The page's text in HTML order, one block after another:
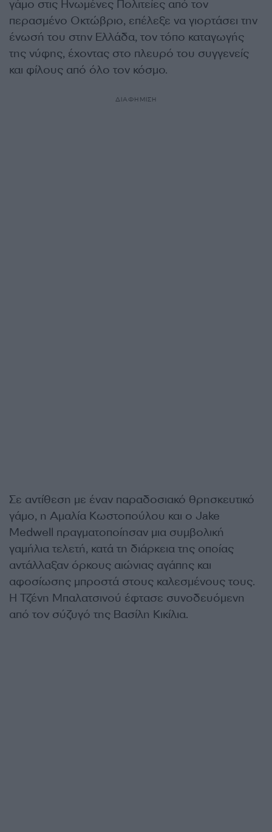
γάμο στις Ηνωμένες Πολιτείες από τον
περασμένο Οκτώβριο, επέλεξε να γιορτάσει την
ένωσή του στην Ελλάδα, τον τόπο καταγωγής
της νύφης, έχοντας στο πλευρό του συγγενείς
και φίλους από όλο τον κόσμο.
ΔΙΑΦΗΜΙΣΗ
Σε αντίθεση με έναν παραδοσιακό θρησκευτικό
γάμο, η Αμαλία Κωστοπούλου και ο Jake
Medwell πραγματοποίησαν μια συμβολική
γαμήλια τελετή, κατά τη διάρκεια της οποίας
αντάλλαξαν όρκους αιώνιας αγάπης και
αφοσίωσης μπροστά στους καλεσμένους τους.
Η Τζένη Μπαλατσινού έφτασε συνοδευόμενη
από τον σύζυγό της Βασίλη Κικίλια.